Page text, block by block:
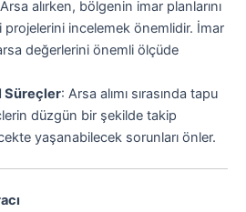
alırken, bölgenin imar planlarını
projelerini incelemek önemlidir. İmar
değerlerini önemli ölçüde
Süreçler: Arsa alımı sırasında tapu
düzgün bir şekilde takip
yaşanabilecek sorunları önler.